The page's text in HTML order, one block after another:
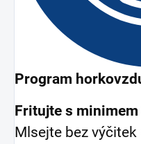
Program
Fritujte s
Mlsejte bez